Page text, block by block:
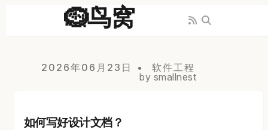
🪹鸟窝
2026年06月23日
软件工程
by smallnest
如何写好设计文档？